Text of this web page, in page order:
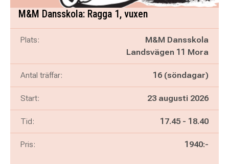
M&M Dansskola: Ragga 1, vuxen
Plats:
M&M Dansskola
Landsvägen 11 Mora
Antal träffar: 16 (söndagar)
Start: 23 augusti 2026
Tid: Pågår mellan
17.45 - och
18.40
Pris: 1940:-